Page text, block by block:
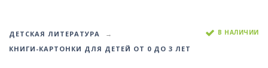
ДЕТСКАЯ ЛИТЕРАТУРА
КНИГИ-КАРТОНКИ ДЛЯ ДЕТЕЙ ОТ 0 ДО 3 ЛЕТ
В НАЛИЧИИ